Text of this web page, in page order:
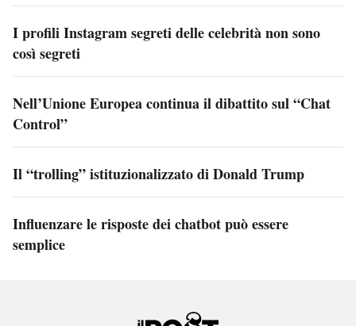
I profili Instagram segreti delle celebrità non sono
così segreti
Nell’Unione Europea continua il dibattito sul “Chat
Control”
Il “trolling” istituzionalizzato di Donald Trump
Influenzare le risposte dei chatbot può essere
semplice